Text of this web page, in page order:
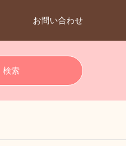
お問い合わせ